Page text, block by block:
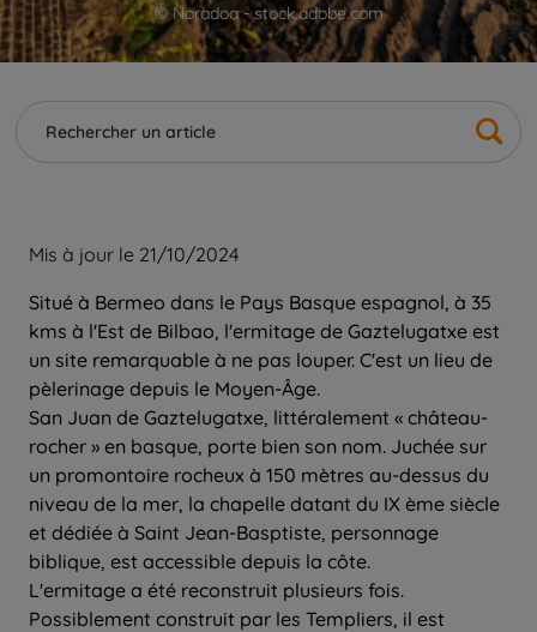
© Noradoa - stock.adobe.com
Mis à jour le 21/10/2024
Situé à Bermeo dans le Pays Basque espagnol, à 35
kms à l'Est de Bilbao, l'ermitage de Gaztelugatxe est
un site remarquable à ne pas louper. C'est un lieu de
pèlerinage depuis le Moyen-Âge.
San Juan de Gaztelugatxe, littéralement « château-
rocher » en basque, porte bien son nom. Juchée sur
un promontoire rocheux à 150 mètres au-dessus du
niveau de la mer, la chapelle datant du IX ème siècle
et dédiée à Saint Jean-Basptiste, personnage
biblique, est accessible depuis la côte.
L'ermitage a été reconstruit plusieurs fois.
Possiblement construit par les Templiers, il est